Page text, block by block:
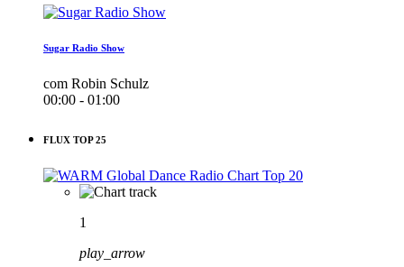
Sugar Radio Show
com Robin Schulz
00:00 - 01:00
FLUX TOP 25
1
play_arrow